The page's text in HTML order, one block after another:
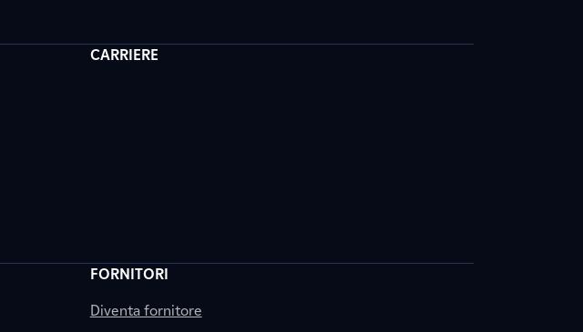
CARRIERE
FORNITORI
Diventa fornitore